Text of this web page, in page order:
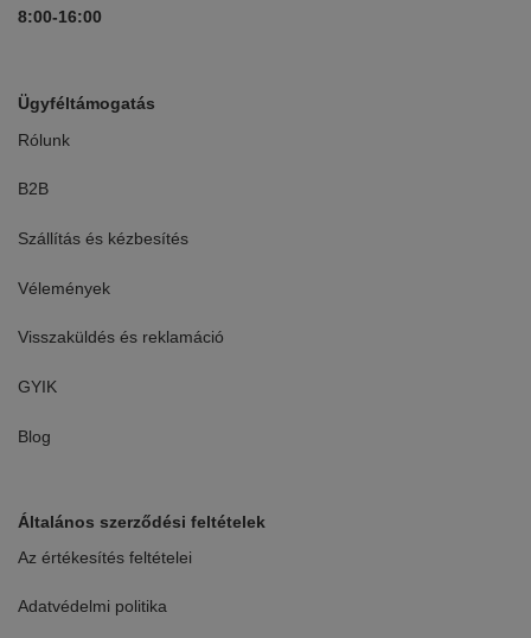
8:00-16:00
Ügyféltámogatás
Rólunk
B2B
Szállítás és kézbesítés
Vélemények
Visszaküldés és reklamáció
GYIK
Blog
Általános szerződési feltételek
Az értékesítés feltételei
Adatvédelmi politika